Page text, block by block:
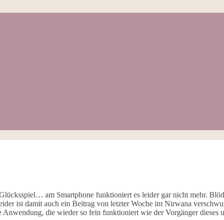
am Smartphone funktioniert es leider gar nicht mehr.
ist damit auch ein Beitrag von letzter Woche im Nirwana
die wieder so fein funktioniert wie der Vorgänger dieses